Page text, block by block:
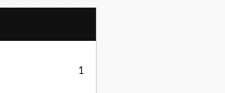
1